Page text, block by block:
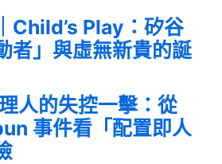
Child’s Play：矽谷
者」與虛無新貴的誕
人的失控一擊：從
事件看「配置即人